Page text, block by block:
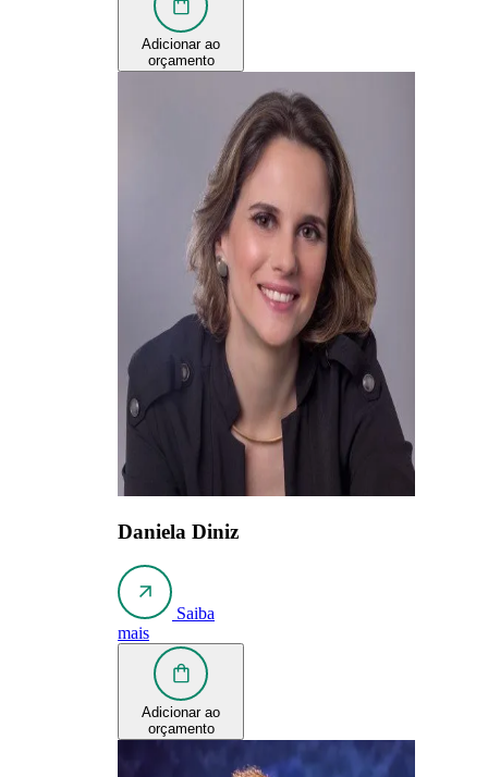
Adicionar ao
orçamento
Daniela Diniz
Saiba
mais
Adicionar ao
orçamento